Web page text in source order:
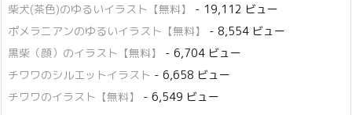
柴犬(茶色)のゆるいイラスト【無料】
- 19,112 ビュー
ポメラニアンのゆるいイラスト【無料】
- 8,554 ビュー
黒柴（顔）のイラスト【無料】
- 6,704 ビュー
チワワのシルエットイラスト - 6,658 ビュー
チワワのイラスト【無料】
- 6,549 ビュー